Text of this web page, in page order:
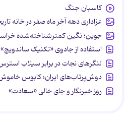
کاسبان جنگ
عزاداری دهه آخر ماه صفر در خانه
جوین؛ نگین کمترشناخته‌شده
استفاده از جادوی «تکنیک
لنگرهای نجات در برابر سیلاب
دوش‌پرتاب‌های ایران؛ کابوس
روز خبرنگار و جای خالی «سعادت»